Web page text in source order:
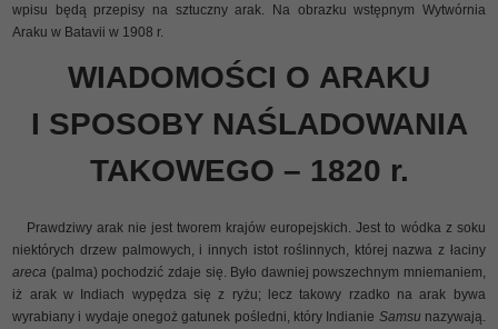
wpisu będą przepisy na sztuczny arak. Na obrazku wstępnym Wytwórnia
Araku w Batavii w 1908 r.
WIADOMOŚCI O ARAKU
I SPOSOBY NAŚLADOWANIA
TAKOWEGO – 1820 r.
Prawdziwy arak nie jest tworem krajów europejskich. Jest to wódka z soku
niektórych drzew palmowych, i innych istot roślinnych, której nazwa z łaciny
areca (palma) pochodzić zdaje się. Było dawniej powszechnym mniemaniem,
iż arak w Indiach wypędza się z ryżu; lecz takowy rzadko na arak bywa
wyrabiany i wydaje onegoż gatunek pośledni, który Indianie Samsunazywają.